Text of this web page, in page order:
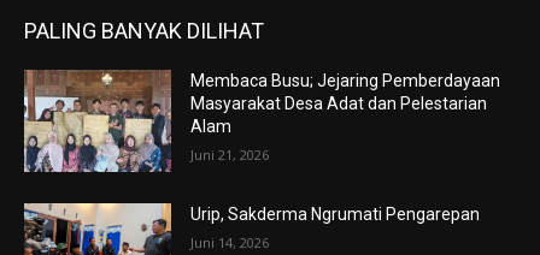
PALING BANYAK DILIHAT
Membaca Busu; Jejaring Pemberdayaan
Masyarakat Desa Adat dan Pelestarian
Alam
Juni 21, 2026
Urip, Sakderma Ngrumati Pengarepan
Juni 14, 2026